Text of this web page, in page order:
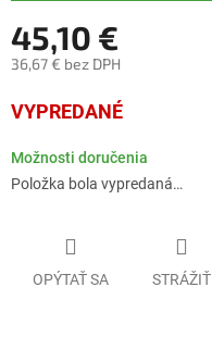
45,10 €
36,67 € bez DPH
cena:
VYPREDANÉ
Možnosti doručenia
Položka bola vypredaná…
OPÝTAŤ SA STRÁŽIŤ